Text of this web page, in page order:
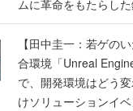
ムに革命をもたらし
のいたり】
【田中圭一：若ゲの
合環境「Unreal
で、開発環境はどう
けソリューションイ